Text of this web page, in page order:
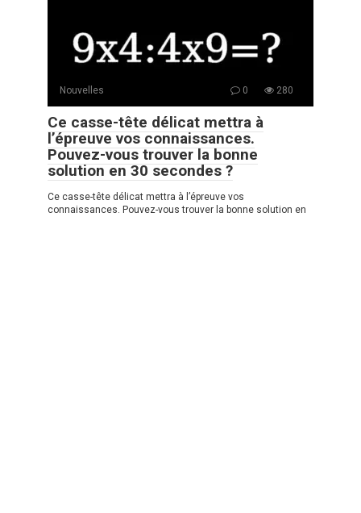
Nouvelles 0 280
Ce casse-tête délicat mettra à
l’épreuve vos connaissances.
Pouvez-vous trouver la bonne
solution en 30 secondes ?
Ce casse-tête délicat mettra à l’épreuve vos
connaissances. Pouvez-vous trouver la bonne solution en